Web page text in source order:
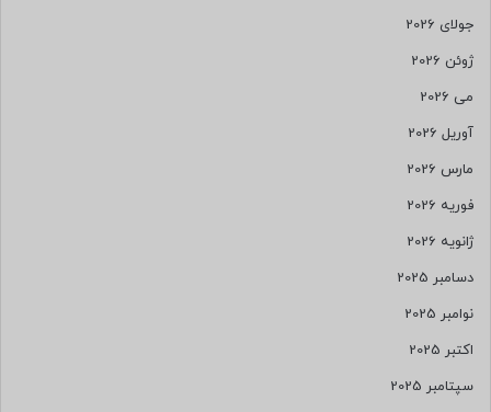
جولای 2026
ژوئن 2026
می 2026
آوریل 2026
مارس 2026
فوریه 2026
ژانویه 2026
دسامبر 2025
نوامبر 2025
اکتبر 2025
سپتامبر 2025